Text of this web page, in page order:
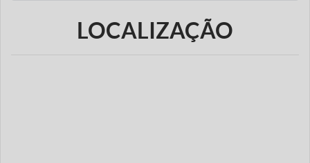
LOCALIZAÇÃO